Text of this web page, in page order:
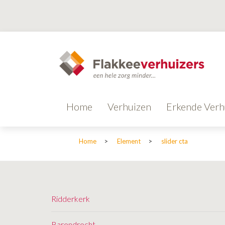
Home Verhuizen Erkende
Home > Element > slider cta
Ridderkerk